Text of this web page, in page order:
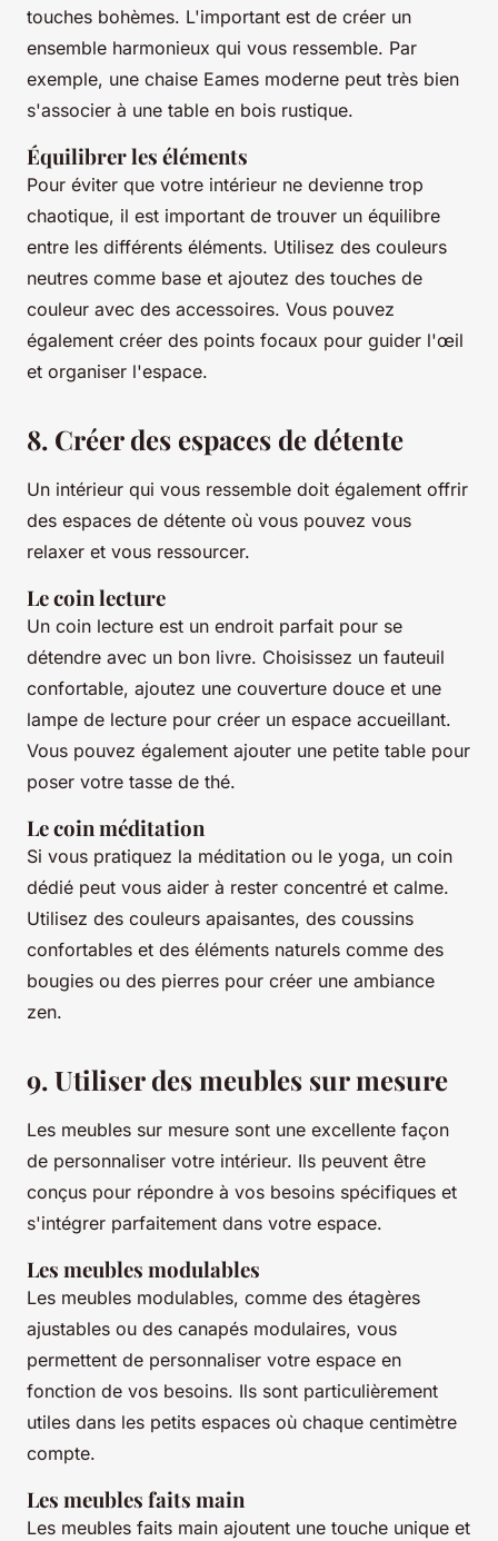
touches bohèmes. L'important est de créer un
ensemble harmonieux qui vous ressemble. Par
exemple, une chaise Eames moderne peut très bien
s'associer à une table en bois rustique.
Équilibrer les éléments
Pour éviter que votre intérieur ne devienne trop
chaotique, il est important de trouver un équilibre
entre les différents éléments. Utilisez des couleurs
neutres comme base et ajoutez des touches de
couleur avec des accessoires. Vous pouvez
également créer des points focaux pour guider l'œil
et organiser l'espace.
8. Créer des espaces de détente
Un intérieur qui vous ressemble doit également offrir
des espaces de détente où vous pouvez vous
relaxer et vous ressourcer.
Le coin lecture
Un coin lecture est un endroit parfait pour se
détendre avec un bon livre. Choisissez un fauteuil
confortable, ajoutez une couverture douce et une
lampe de lecture pour créer un espace accueillant.
Vous pouvez également ajouter une petite table pour
poser votre tasse de thé.
Le coin méditation
Si vous pratiquez la méditation ou le yoga, un coin
dédié peut vous aider à rester concentré et calme.
Utilisez des couleurs apaisantes, des coussins
confortables et des éléments naturels comme des
bougies ou des pierres pour créer une ambiance
zen.
9. Utiliser des meubles sur mesure
Les meubles sur mesure sont une excellente façon
de personnaliser votre intérieur. Ils peuvent être
conçus pour répondre à vos besoins spécifiques et
s'intégrer parfaitement dans votre espace.
Les meubles modulables
Les meubles modulables, comme des étagères
ajustables ou des canapés modulaires, vous
permettent de personnaliser votre espace en
fonction de vos besoins. Ils sont particulièrement
utiles dans les petits espaces où chaque centimètre
compte.
Les meubles faits main
Les meubles faits main ajoutent une touche unique et